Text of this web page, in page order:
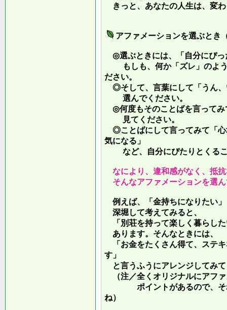
きっと、あなたの人生は、変
アファメーションを選ぶとき
◎選ぶときには、「自分にぴっ
もしも、何か「ズレ」のよう
ださい。
◎そして、言葉にして「うん、
選んでください。
◎何度もそのことばを言ってみ
見てください。
◎ことばにして言ってみて「心
気になる」
など、自分にぴたりとくるこ
なにより、違和感がなく、抵
そんなアファメーションを選
例えば、「金持ちになりたい
深堀して考えてみると、
「別荘を持って楽しく暮らし
あります。そんなときには、
「お金をたくさん得て、ステ
す」
と言うふうにアレンジしてみ
（注／全くオリジナルにアフ
ポイントがあるので、それ
ね）